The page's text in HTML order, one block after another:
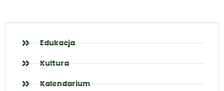
Edukacja
Kultura
Kalendarium